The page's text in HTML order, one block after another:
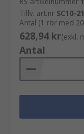
Tillv. art.nr SC10-
Antal (1 rör med
628,94 kr(exkl.
Antal